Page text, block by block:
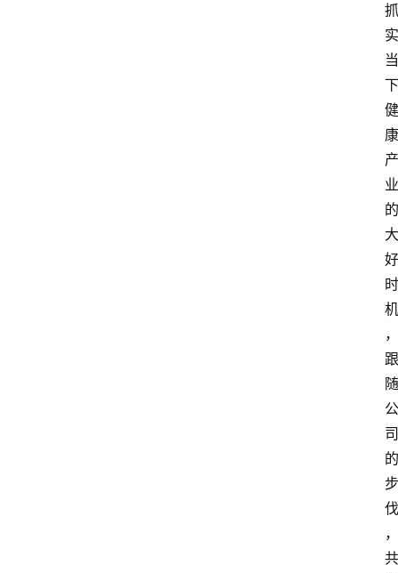
抓
实
当
下
健
康
产
业
的
大
好
时
机
，
跟
随
公
司
的
步
伐
，
共